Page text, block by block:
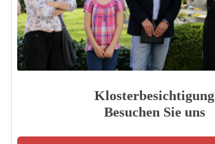
Klosterbesichtigung
Besuchen Sie uns